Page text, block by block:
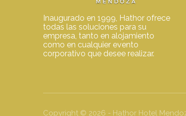
Inaugurado en 1999, Hathor ofrece
todas las soluciones para su
empresa, tanto en alojamiento
como en cualquier evento
corporativo que desee realizar.
Copyright © 2026 - Hathor Hotel